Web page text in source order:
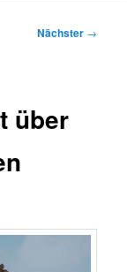
Nächster →
über